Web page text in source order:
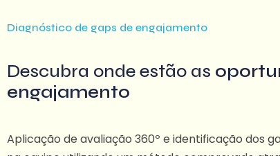
Diagnóstico de gaps de engajamento
Descubra onde estão as
engajamento
Aplicação de avaliação 360º​ e identificação dos